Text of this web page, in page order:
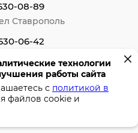
08-89
Ставрополь
06-42
68-66
мебель
к оплате
технологии
работы сайта
с политикой в
файлов cookie и